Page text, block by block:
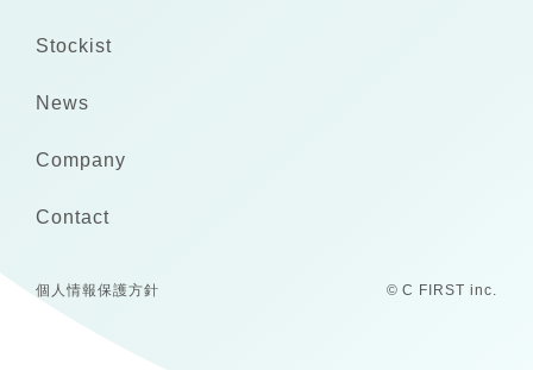
Stockist
News
Company
Contact
個人情報保護方針 © C FIRST inc.